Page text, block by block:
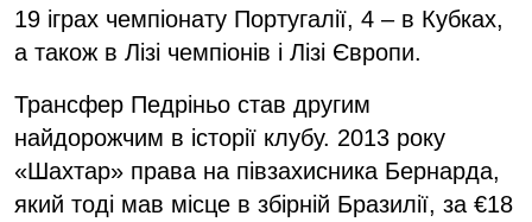
19 іграх чемпіонату Португалії, 4 – в Кубках,
а також в Лізі чемпіонів і Лізі Європи.
Трансфер Педріньо став другим
найдорожчим в історії клубу. 2013 року
«Шахтар» права на півзахисника Бернарда,
який тоді мав місце в збірній Бразилії, за €18